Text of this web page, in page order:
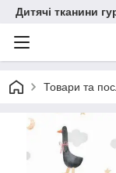
Дитячі тканини
Товари та